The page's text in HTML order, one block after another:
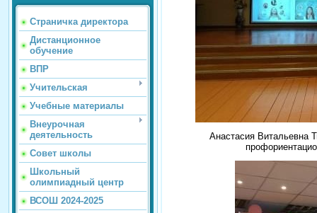
Страничка директора
Дистанционное
обучение
ВПР
Учительская
Учебные материалы
Внеурочная
деятельность
Совет школы
Школьный
олимпиадный центр
ВСОШ 2024-2025
Анастасия Витальевна